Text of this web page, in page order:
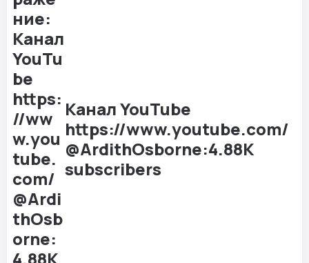
Канал YouTube
https://www.youtube.com/
@ArdithOsborne:4.88K
subscribers